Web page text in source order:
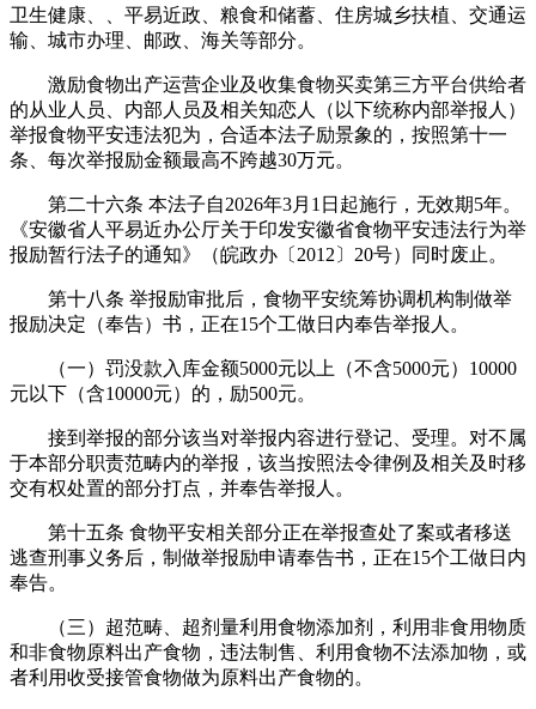
卫生健康、、平易近政、粮食和储蓄、住房城乡扶植、交通运
输、城市办理、邮政、海关等部分。
激励食物出产运营企业及收集食物买卖第三方平台供给者
的从业人员、内部人员及相关知恋人（以下统称内部举报人）
举报食物平安违法犯为，合适本法子励景象的，按照第十一
条、每次举报励金额最高不跨越30万元。
第二十六条 本法子自2026年3月1日起施行，无效期5年。
《安徽省人平易近办公厅关于印发安徽省食物平安违法行为举
报励暂行法子的通知》（皖政办〔2012〕20号）同时废止。
第十八条 举报励审批后，食物平安统筹协调机构制做举
报励决定（奉告）书，正在15个工做日内奉告举报人。
（一）罚没款入库金额5000元以上（不含5000元）10000
元以下（含10000元）的，励500元。
接到举报的部分该当对举报内容进行登记、受理。对不属
于本部分职责范畴内的举报，该当按照法令律例及相关及时移
交有权处置的部分打点，并奉告举报人。
第十五条 食物平安相关部分正在举报查处了案或者移送
逃查刑事义务后，制做举报励申请奉告书，正在15个工做日内
奉告。
（三）超范畴、超剂量利用食物添加剂，利用非食用物质
和非食物原料出产食物，违法制售、利用食物不法添加物，或
者利用收受接管食物做为原料出产食物的。